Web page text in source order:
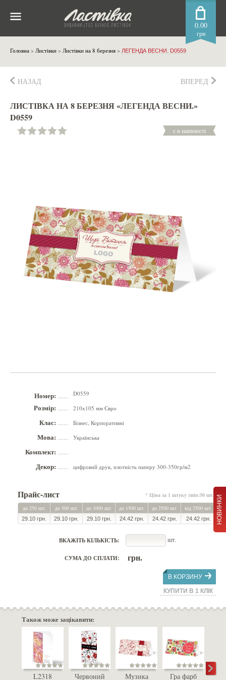
0.00
грн
Головна > Листівки > Листівки на 8 березня > ЛЕГЕНДА ВЕСНИ. D0559
НОВИНКИ
НАЗАД ВПЕРЕД
ЛИСТІВКА НА 8 БЕРЕЗНЯ «ЛЕГЕНДА ВЕСНИ.»
D0559
є в наявності
Номер: D0559
Розмір: 210х105 мм Євро
Клас: Бізнес, Корпоративні
Мова: Українська
Комплект:
Декор: цифровий друк, плотність паперу 300-350гр/м2
Прайс-лист
* Ціна за 1 штуку (min:50 шт.)
до 250 шт.
до 500 шт. до 1000 шт. до 1500 шт. до 2500 шт. від 2500 шт.
29.10 грн. 29.10 грн. 29.10 грн. 24.42 грн. 24.42 грн. 24.42 грн.
ВКАЖІТЬ КІЛЬКІСТЬ: шт.
СУМА ДО СПЛАТИ: грн.
В КОРЗИНУ
КУПИТИ В 1 КЛІК
Також може зацікавити:
L2318
Червоний
Музика
Гра фарб